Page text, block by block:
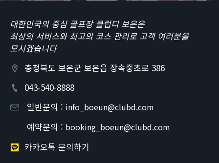
대한민국의 중심 골프장 클럽디 보은은
최상의 서비스와 최고의 코스 관리로 고객 여러분을
모시겠습니다
충청북도 보은군 보은읍 장속중초로 386
043-540-8888
일반문의 : info_boeun@clubd.com
예약문의 : booking_boeun@clubd.com
카카오톡 문의하기